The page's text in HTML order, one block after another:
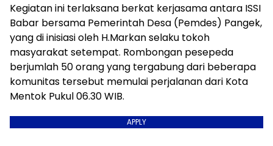
Kegiatan ini terlaksana berkat kerjasama antara ISSI
Babar bersama Pemerintah Desa (Pemdes) Pangek,
yang di inisiasi oleh H.Markan selaku tokoh
masyarakat setempat. Rombongan pesepeda
berjumlah 50 orang yang tergabung dari beberapa
komunitas tersebut memulai perjalanan dari Kota
Mentok Pukul 06.30 WIB.
APPLY